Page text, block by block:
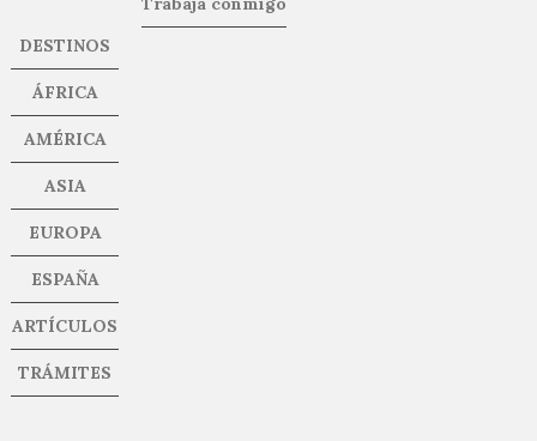
DESTINOS
ÁFRICA
AMÉRICA
ASIA
EUROPA
ESPAÑA
ARTÍCULOS
TRÁMITES